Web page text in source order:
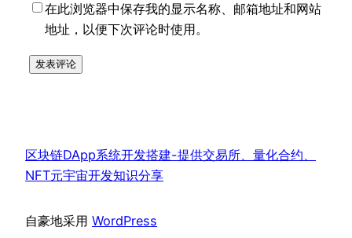
在此浏览器中保存我的显示名称、邮箱地址和网站
地址，以便下次评论时使用。
区块链DApp系统开发搭建-提供交易所、量化合约、
NFT元宇宙开发知识分享
自豪地采用 WordPress